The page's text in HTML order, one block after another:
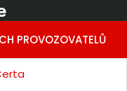
PROVOZOVATELŮ